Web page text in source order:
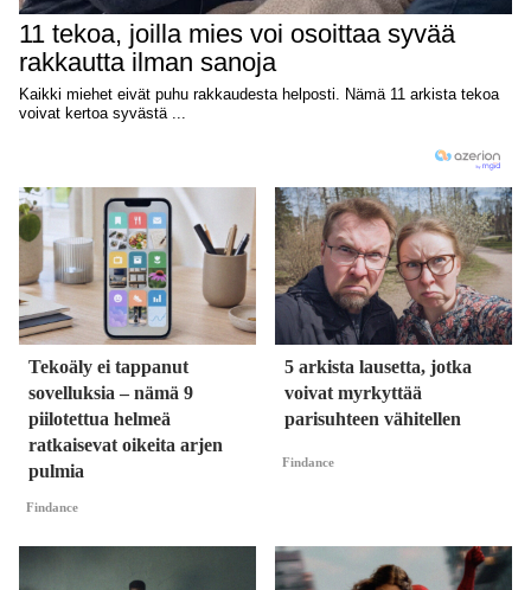
Tekoäly ei tappanut
sovelluksia – nämä 9
piilotettua helmeä
ratkaisevat oikeita arjen
pulmia
Findance
5 arkista lausetta, jotka
voivat myrkyttää
parisuhteen vähitellen
Findance